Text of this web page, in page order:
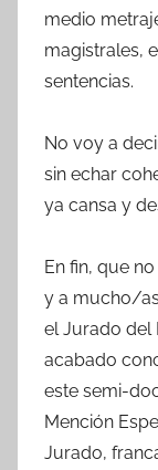
medio
magistrales,
sentencias.
No voy a
sin echar
ya cansa y
En fin, que
y a mucho/
el Jurado del
acabado
este semi-
Mención
Jurado,